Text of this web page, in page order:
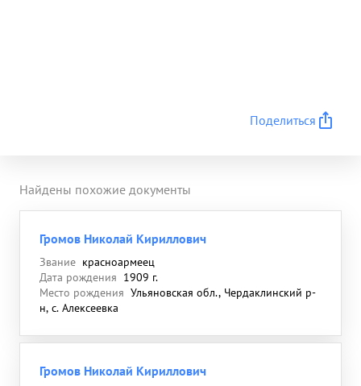
Поделиться
Найдены похожие документы
Громов Николай Кириллович
Звание красноармеец
Дата рождения 1909 г.
Место рождения Ульяновская обл., Чердаклинский р-
н, с. Алексеевка
Громов Николай Кириллович